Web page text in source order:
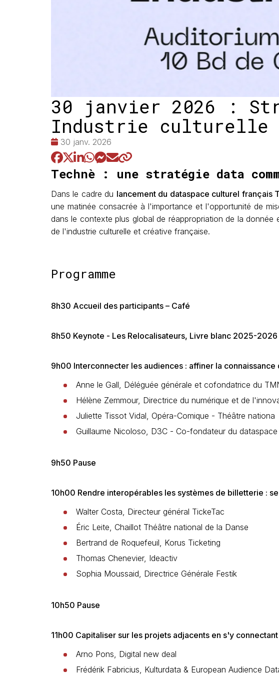
30 janvier 2026 :
Industrie culturelle
Date
:
30 janv. 2026
Technè : une stratégie data
Dans le cadre du lancement du dataspace culturel français
une matinée consacrée à l'importance et l'opportunité de
dans le contexte plus global de réappropriation de la donnée
de l'industrie culturelle et créative française.
Programme
8h30 Accueil des participants – Café
8h50 Keynote - Les Relocalisateurs, Livre blanc 2025-2026
9h00 Interconnecter les audiences : affiner la
Anne le Gall, Déléguée générale et cofondatrice du
Hélène Zemmour, Directrice du numérique et de
Juliette Tissot Vidal, Opéra-Comique - Théâtre nationa
Guillaume Nicoloso, D3C - Co-fondateur du
9h50 Pause
10h00 Rendre interopérables les systèmes de billetterie :
Walter Costa, Directeur général TickeTac
Éric Leite, Chaillot Théâtre national de la Danse
Bertrand de Roquefeuil, Korus Ticketing
Thomas Chenevier, Ideactiv
Sophia Moussaid, Directrice Générale Festik
10h50 Pause
11h00 Capitaliser sur les projets adjacents en s'y
Arno Pons, Digital new deal
Frédérik Fabricius, Kulturdata & European Audience